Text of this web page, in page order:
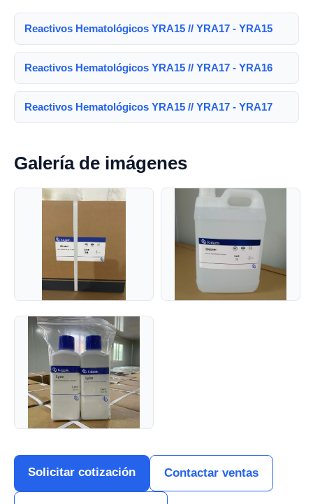
Reactivos Hematológicos YRA15 // YRA17 - YRA15
Reactivos Hematológicos YRA15 // YRA17 - YRA16
Reactivos Hematológicos YRA15 // YRA17 - YRA17
Galería de imágenes
Solicitar cotización Contactar ventas